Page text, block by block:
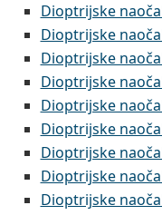
Dioptrijske
Dioptrijske
Dioptrijske
Dioptrijske
Dioptrijske
Dioptrijske
Dioptrijske
Dioptrijske
Dioptrijske